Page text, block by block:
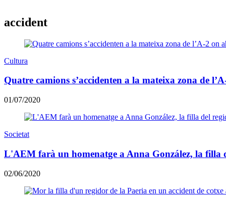
accident
Cultura
Quatre camions s’accidenten a la mateixa zona de
01/07/2020
Societat
L'AEM farà un homenatge a Anna González, la filla
02/06/2020